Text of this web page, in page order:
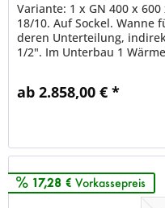
Variante: 1 x GN 400 x
18/10. Auf Sockel. Wanne
deren Unterteilung,
1/2". Im Unterbau 1
ab 2.858,00 € *
17,28 € Vorkassepreis